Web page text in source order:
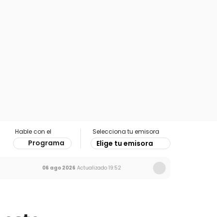
Hable con el
Programa
Selecciona tu emisora
Elige tu emisora
06 ago 2026 Actualizado 19:52